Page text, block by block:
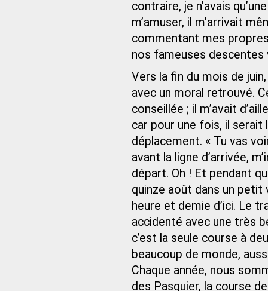
contraire, je n’avais
m’amuser, il m’arrivait
commentant mes
nos fameuses
Vers la fin du mois de
avec un moral retrouvé.
conseillée ; il m’avait
car pour une fois, il
déplacement. « Tu vas
avant la ligne d’arrivée,
départ. Oh ! Et pendant
quinze août dans un petit
heure et demie d’ici. Le
accidenté avec une très
c’est la seule course à
beaucoup de monde,
Chaque année, nous
des Pasquier, la course